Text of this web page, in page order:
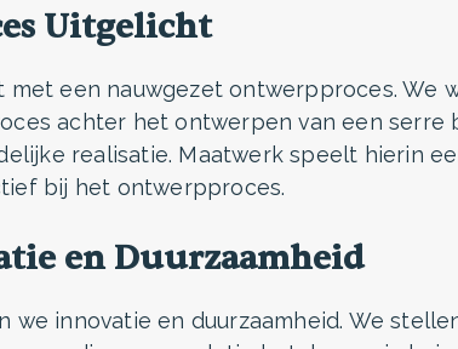
Uitgelicht
met een nauwgezet ontwerpproces. We
achter het ontwerpen van een serre
realisatie. Maatwerk speelt hierin
bij het ontwerpproces.
en Duurzaamheid
we innovatie en duurzaamheid. We